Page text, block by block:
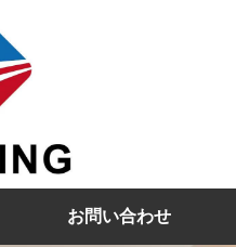
お問い合わせ